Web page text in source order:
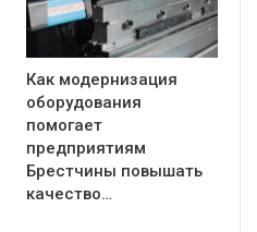
Как модернизация
оборудования
помогает
предприятиям
Брестчины повышать
качество…